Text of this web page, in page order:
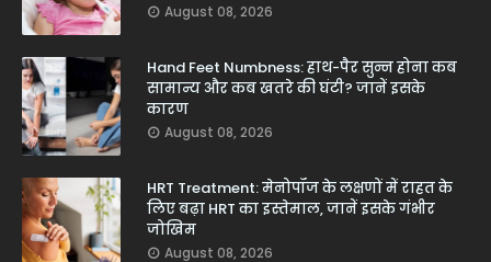
August 08, 2026
Hand Feet Numbness: हाथ-पैर सुन्न होना कब
सामान्य और कब खतरे की घंटी? जानें इसके
कारण
August 08, 2026
HRT Treatment: मेनोपॉज के लक्षणों में राहत के
लिए बढ़ा HRT का इस्तेमाल, जानें इसके गंभीर
जोखिम
August 08, 2026